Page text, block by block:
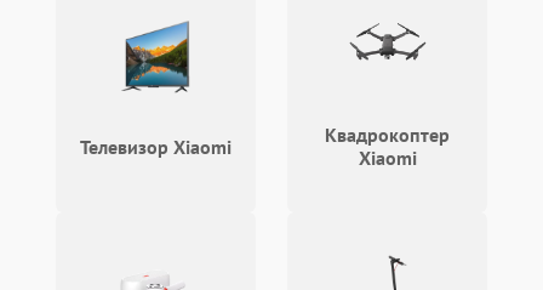
Телевизор Xiaomi
Квадрокоптер
Xiaomi